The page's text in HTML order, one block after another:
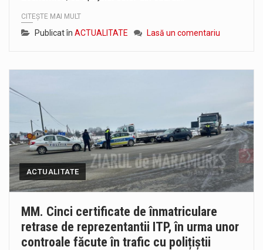
CITEȘTE MAI MULT
Publicat în ACTUALITATE Lasă un comentariu
ACTUALITATE
MM. Cinci certificate de înmatriculare
retrase de reprezentantii ITP, în urma unor
controale făcute în trafic cu polițiștii